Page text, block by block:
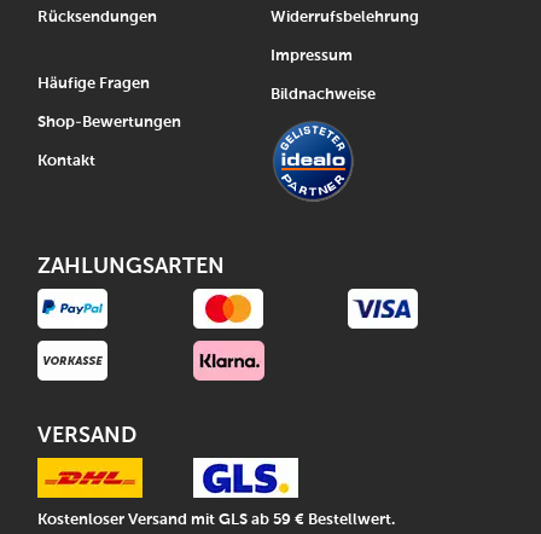
Rücksendungen
Häufige Fragen
Shop-Bewertungen
Kontakt
Widerrufsbelehrung
Impressum
Bildnachweise
ZAHLUNGSARTEN
VERSAND
Kostenloser Versand mit GLS ab 59 € Bestellwert.